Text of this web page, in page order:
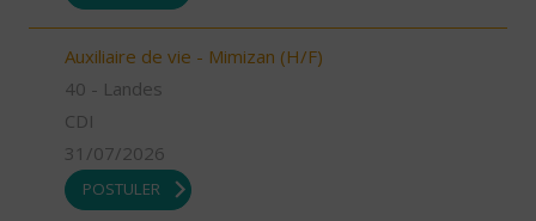
Auxiliaire de vie - Mimizan (H/F)
40 - Landes
CDI
31/07/2026
POSTULER